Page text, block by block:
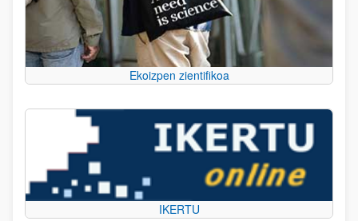
Ekoizpen zientifikoa
IKERTU